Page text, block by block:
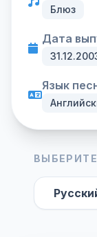
Блюз
Дата
Язык